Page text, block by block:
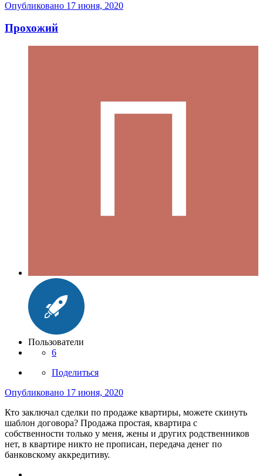
Опубликовано 17 июня, 2020
Прохожий
Пользователи
6
Поделиться
Опубликовано 17 июня, 2020
Кто заключал сделки по продаже квартиры, можете скинуть
шаблон договора? Продажа простая, квартира с
собственности только у меня, жены и других родственников
нет, в квартире никто не прописан, передача денег по
банковскому аккредитиву.